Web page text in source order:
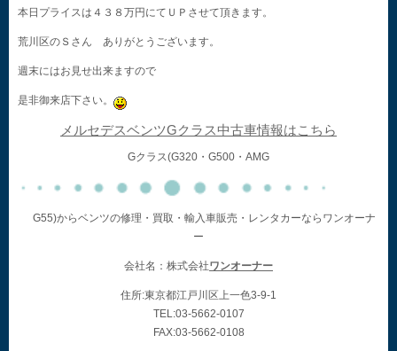
本日プライスは４３８万円にてＵＰさせて頂きます。
荒川区のＳさん ありがとうございます。
週末にはお見せ出来ますので
是非御来店下さい。
メルセデスベンツGクラス中古車情報はこちら
Gクラス(G320・G500・AMG
G55)からベンツの修理・買取・輸入車販売・レンタカーならワンオーナ
ー
会社名：株式会社ワンオーナー
住所:東京都江戸川区上一色3-9-1
TEL:03-5662-0107
FAX:03-5662-0108